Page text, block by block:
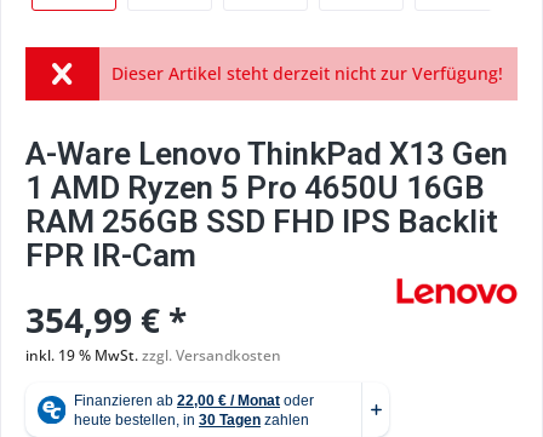
Dieser Artikel steht derzeit nicht zur Verfügung!
A-Ware Lenovo ThinkPad X13 Gen
1 AMD Ryzen 5 Pro 4650U 16GB
RAM 256GB SSD FHD IPS Backlit
FPR IR-Cam
354,99 € *
inkl. 19 % MwSt.zzgl. Versandkosten